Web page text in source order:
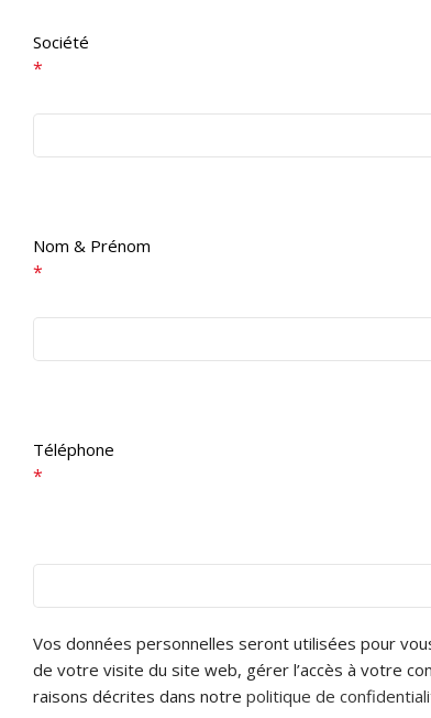
Société
*
Nom & Prénom
*
Téléphone
*
Vos données personnelles seront utilisées pour
de votre visite du site web, gérer l’accès à votre
raisons décrites dans notre politique de